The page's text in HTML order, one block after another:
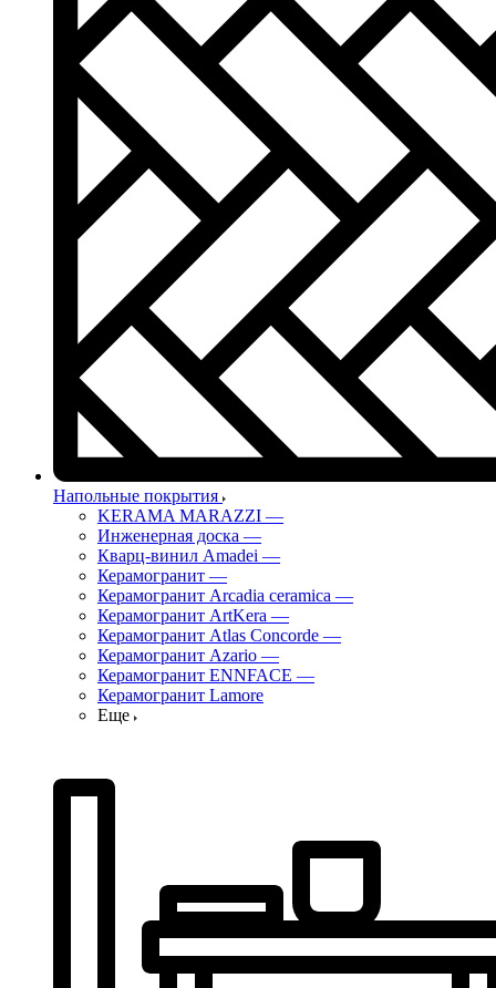
Напольные покрытия
KERAMA MARAZZI —
Инженерная доска —
Кварц-винил Amadei —
Керамогранит —
Керамогранит Arcadia ceramica —
Керамогранит ArtKera —
Керамогранит Atlas Concorde —
Керамогранит Azario —
Керамогранит ENNFACE —
Керамогранит Lamore
Еще